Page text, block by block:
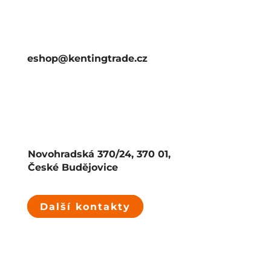
eshop@kentingtrade.cz
Novohradská 370/24, 370 01,
České Budějovice
Další kontakty